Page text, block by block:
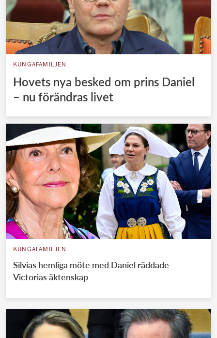
KUNGAFAMILJEN
Hovets nya besked om prins Daniel
– nu förändras livet
KUNGAFAMILJEN
Silvias hemliga möte med Daniel räddade
Victorias äktenskap